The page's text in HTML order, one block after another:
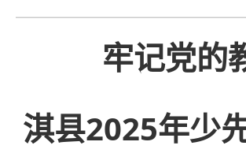
牢记党的
淇县2025年少